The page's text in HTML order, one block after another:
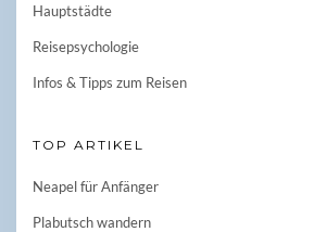
Hauptstädte
Reisepsychologie
Infos & Tipps zum Reisen
TOP ARTIKEL
Neapel für Anfänger
Plabutsch wandern